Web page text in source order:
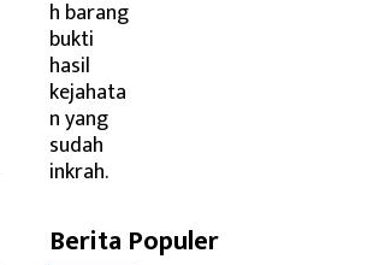
Berita Populer